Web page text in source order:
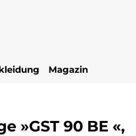
Magazin
»GST 90 BE «,